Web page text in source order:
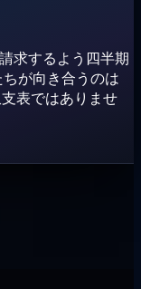
求するよう四半期
が向き合うのは
表ではありませ